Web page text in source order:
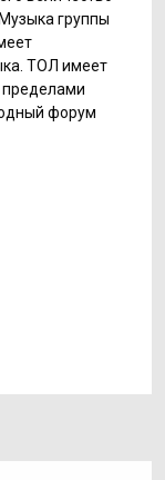
группы
ТОЛ имеет
пределами
форум